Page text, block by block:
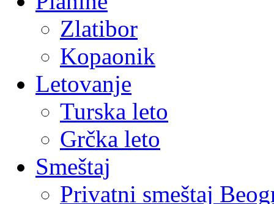
Zlatibor
Kopaonik
Letovanje
Turska leto
Grčka leto
Smeštaj
Privatni smeštaj